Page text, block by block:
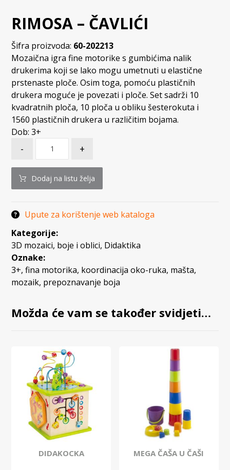
RIMOSA – ČAVLIĆI
Šifra proizvoda: 60-202213
Mozaična igra fine motorike s gumbićima nalik
drukerima koji se lako mogu umetnuti u elastične
prstenaste ploče. Osim toga, pomoću plastičnih
drukera moguće je povezati i ploče. Set sadrži 10
kvadratnih ploča, 10 ploča u obliku šesterokuta i
1560 plastičnih drukera u različitim bojama.
Dob: 3+
- +
Dodaj na listu želja
Upute za korištenje web kataloga
Kategorije:
3D mozaici, boje i oblici, Didaktika
Oznake:
3+,fina motorika, koordinacija oko-ruka, mašta,
mozaik, prepoznavanje boja
Možda će vam se također svidjeti…
DIDAKOCKA MEGA ČAŠA U ČAŠI